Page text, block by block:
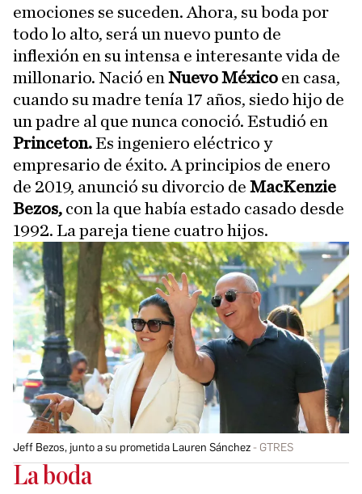
emociones se suceden. Ahora, su boda por
todo lo alto, será un nuevo punto de
inflexión en su intensa e interesante vida de
millonario. Nació en Nuevo México en casa,
cuando su madre tenía 17 años, siedo hijo de
un padre al que nunca conoció. Estudió en
Princeton.Es ingeniero eléctrico y
empresario de éxito. A principios de enero
de 2019, anunció su divorcio de MacKenzie
Bezos, con la que había estado casado desde
1992. La pareja tiene cuatro hijos.
Jeff Bezos, junto a su prometida Lauren Sánchez GTRES
La boda